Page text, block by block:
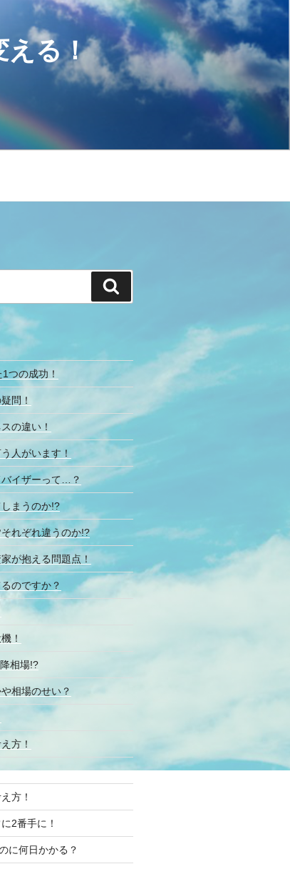
える！
索
つの成功！
問！
の違い！
人がいます！
バイザーって…？
まうのか!?
れぞれ違うのか!?
が抱える問題点！
のですか？
！
相場!?
相場のせい？
方！
方！
2番手に！
に何日かかる？